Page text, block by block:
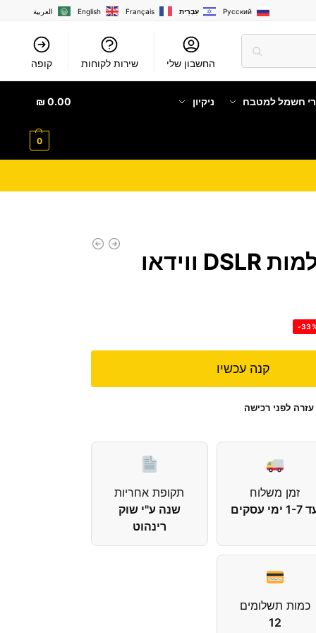
العربية English Français עִבְרִית Русский
החשבון שלי שירות לקוחות קופה
חשמל למטבח ניקיון 0.00
₪
0
פנס לדים למצלמות DSLR ווידאו
-
קנה עכשיו
עזרה לפני רכישה
זמן משלוח
ימי עסקים
תקופת אחריות
שנה ע"י שוק
רינהוט
כמות תשלומים
12